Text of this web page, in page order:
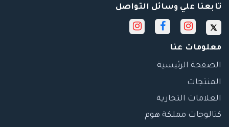
تابعنا علي وسائل التواصل
معلومات عنا
الصفحة الرئيسية
المنتجات
العلامات التجارية
كتالوجات مملكة هوم